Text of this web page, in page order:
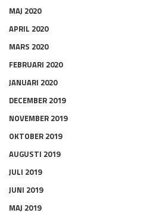
MAJ 2020
APRIL 2020
MARS 2020
FEBRUARI 2020
JANUARI 2020
DECEMBER 2019
NOVEMBER 2019
OKTOBER 2019
AUGUSTI 2019
JULI 2019
JUNI 2019
MAJ 2019